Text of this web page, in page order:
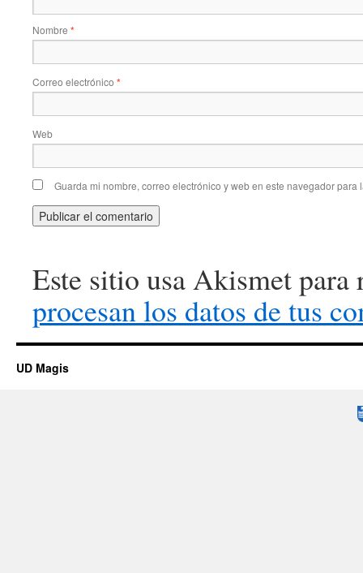
Nombre *
Correo electrónico *
Web
Guarda mi nombre, correo electrónico y web en este navegador para
Este sitio usa Akismet
procesan los datos de tus
UD Magis